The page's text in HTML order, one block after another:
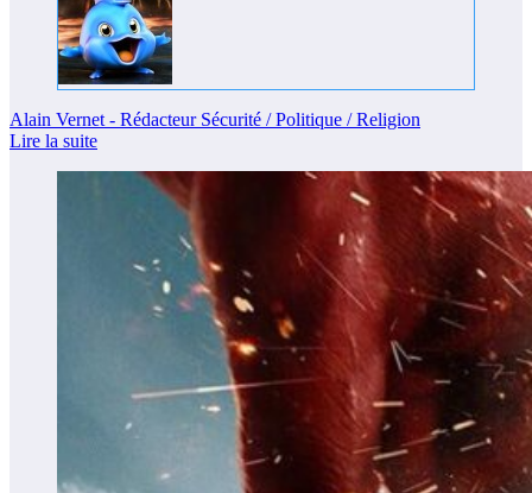
Alain Vernet - Rédacteur Sécurité / Politique / Religion
Lire la suite